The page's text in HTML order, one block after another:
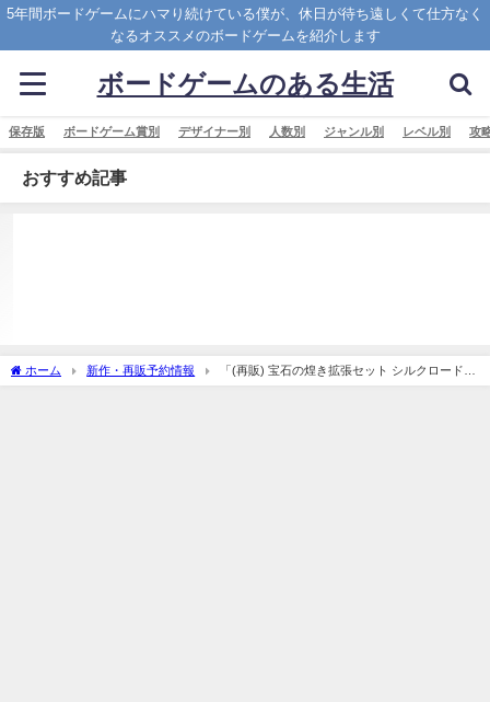
5年間ボードゲームにハマり続けている僕が、休日が待ち遠しくて仕方なく
なるオススメのボードゲームを紹介します
ボードゲームのある生活
保存版 ボードゲーム賞別 デザイナー別 人数別 ジャンル別 レベル別 攻
おすすめ記事
ホーム 新作・再販予約情報
「(再販) 宝石の煌き拡張セット シルクロード
日本語版 (Splendor： silk road)」の概略と予約購入可能なショップ紹介！